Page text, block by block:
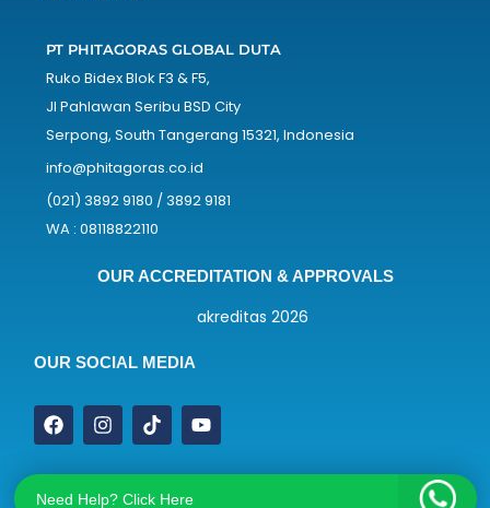
PT PHITAGORAS GLOBAL DUTA
Ruko Bidex Blok F3 & F5,
Jl Pahlawan Seribu BSD City
Serpong, South Tangerang 15321, Indonesia
info@phitagoras.co.id
(021) 3892 9180 / 3892 9181
WA : 08118822110
OUR ACCREDITATION & APPROVALS
OUR SOCIAL MEDIA
Need Help? Click Here